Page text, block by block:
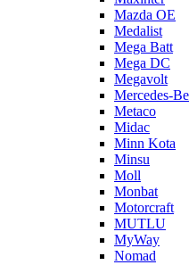
Mazda OE
Medalist
Mega Batt
Mega DC
Megavolt
Mercedes-
Metaco
Midac
Minn Kota
Minsu
Moll
Monbat
Motorcraft
MUTLU
MyWay
Nomad